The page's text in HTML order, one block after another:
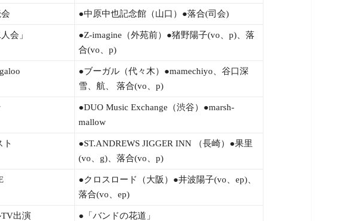
●中原中也記念館（山口）●落合(司会)
会」
●Z-imagine（外苑前）●猪野陽子(vo、p)、落
合(vo、p)
●ブーガル（代々木）●mamechiyo、谷口深
雪、航、 落合(vo、p)
●DUO Music Exchange（渋谷）●marsh-
mallow
ト
●ST.ANDREWS JIGGER INN （長崎）●果里
(vo、g)、落合(vo、p)
●クロスロード（大阪）●井波陽子(vo、ep)、
落合(vo、ep)
出演 ●「バンドの花道」